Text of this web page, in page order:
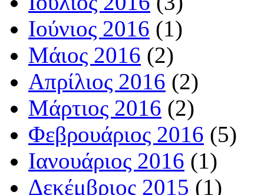
Ιούνιος 2016 (1)
Μάιος 2016 (2)
Απρίλιος 2016 (2)
Μάρτιος 2016 (2)
Φεβρουάριος 2016 (5)
Ιανουάριος 2016 (1)
Δεκέμβριος 2015 (1)